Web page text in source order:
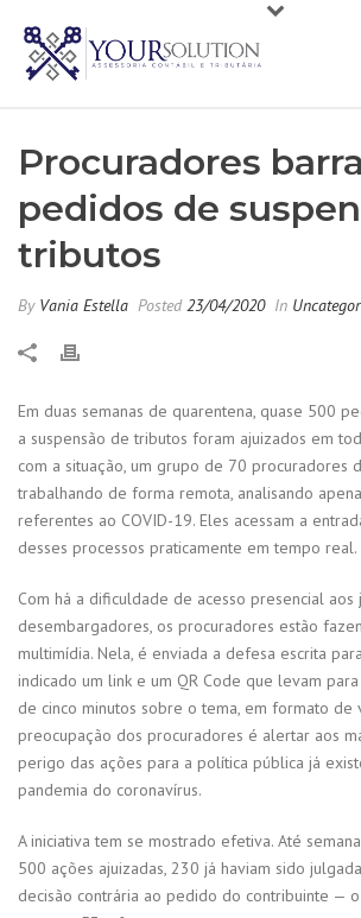
Procuradores
pedidos de
tributos
By Vania Estella Posted23/04/2020 In
Em duas semanas de quarentena, quase 500
a suspensão de tributos foram ajuizados em
com a situação, um grupo de 70 procuradores
trabalhando de forma remota, analisando
referentes ao COVID-19. Eles acessam a
desses processos praticamente em tempo real.
Com há a dificuldade de acesso presencial aos
desembargadores, os procuradores estão
multimídia. Nela, é enviada a defesa escrita
indicado um link e um QR Code que levam
de cinco minutos sobre o tema, em formato de
preocupação dos procuradores é alertar aos
perigo das ações para a política pública já
pandemia do coronavírus.
A iniciativa tem se mostrado efetiva. Até
500 ações ajuizadas, 230 já haviam sido
decisão contrária ao pedido do contribuinte —